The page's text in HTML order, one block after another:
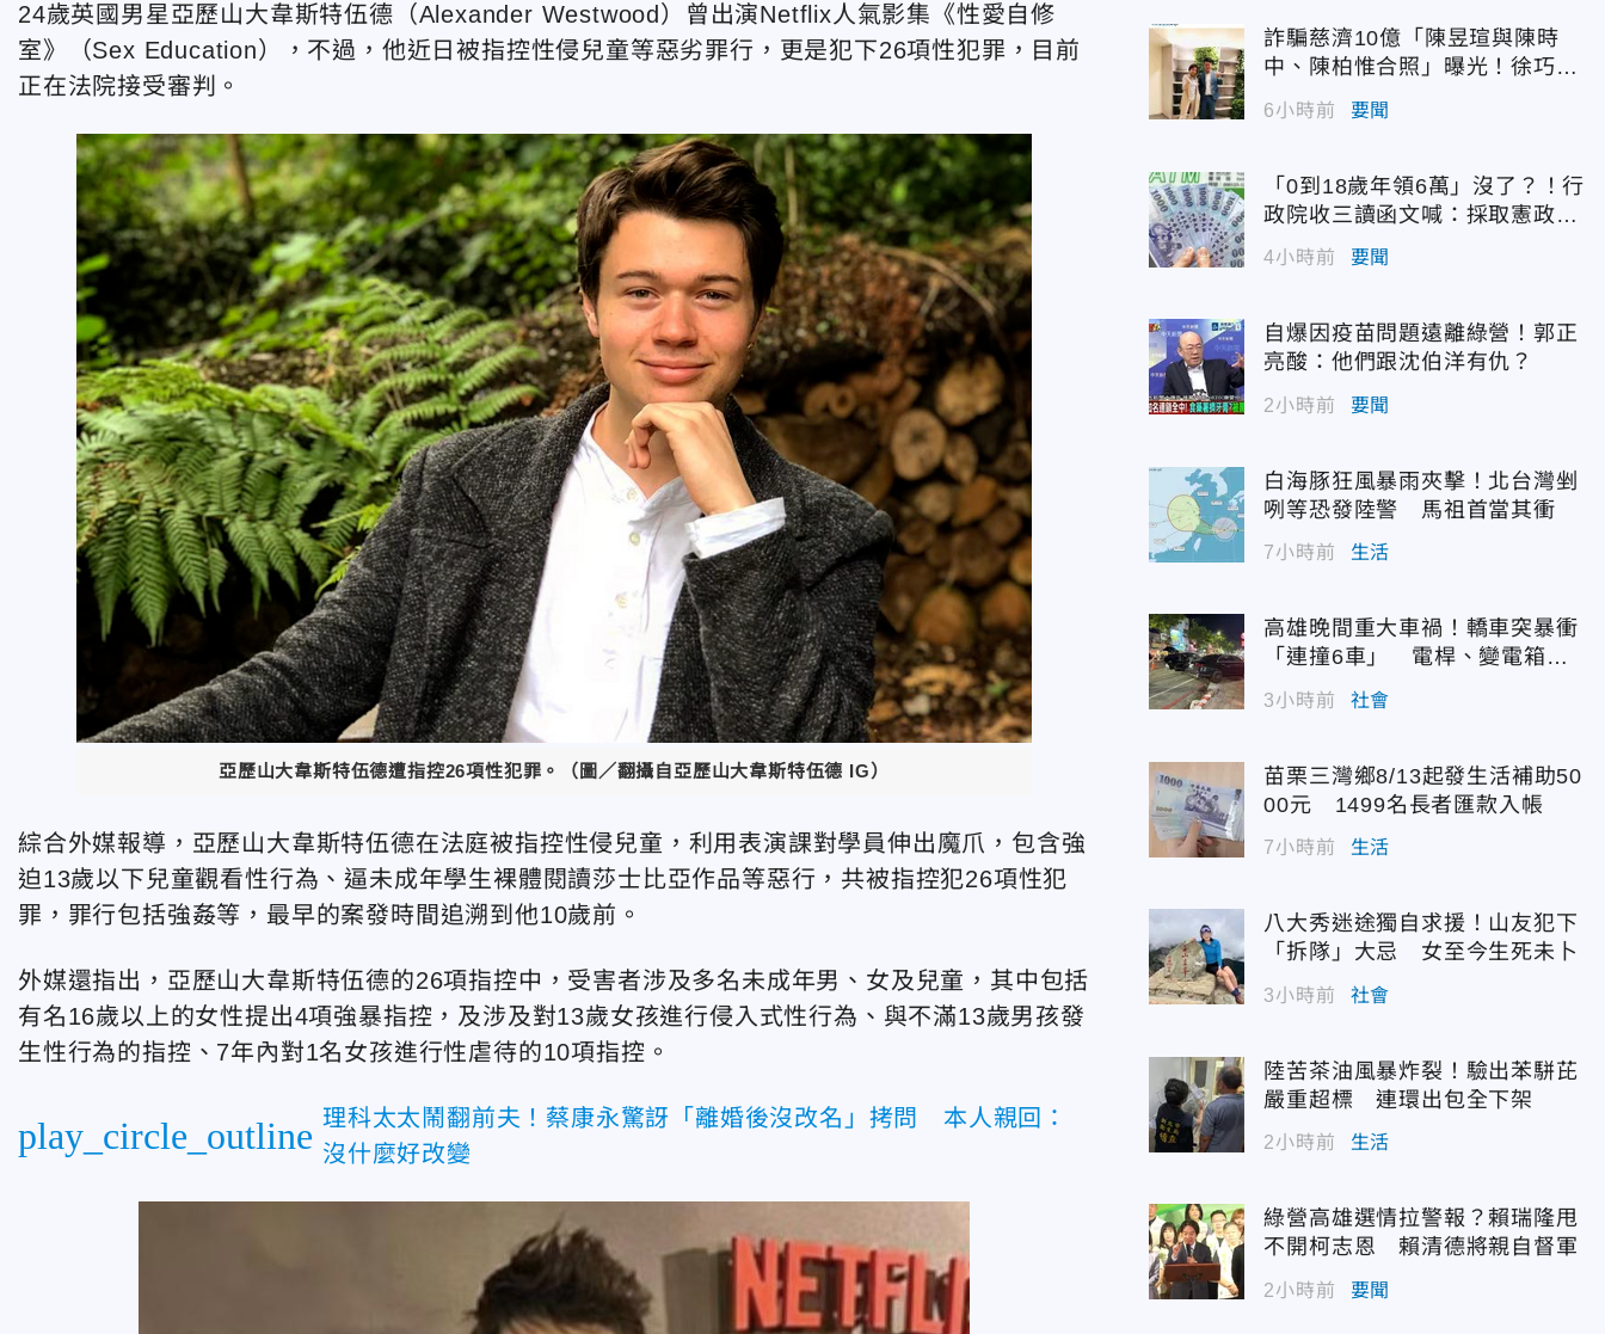
24歲英國男星亞歷山大韋斯特伍德（Alexander Westwood）曾出演Netflix人氣影集《性愛自修
室》（Sex Education），不過，他近日被指控性侵兒童等惡劣罪行，更是犯下26項性犯罪，目前
正在法院接受審判。
亞歷山大韋斯特伍德遭指控26項性犯罪。（圖／翻攝自亞歷山大韋斯特伍德 IG）
綜合外媒報導，亞歷山大韋斯特伍德在法庭被指控性侵兒童，利用表演課對學員伸出魔爪，包含強
迫13歲以下兒童觀看性行為、逼未成年學生裸體閱讀莎士比亞作品等惡行，共被指控犯26項性犯
罪，罪行包括強姦等，最早的案發時間追溯到他10歲前。
外媒還指出，亞歷山大韋斯特伍德的26項指控中，受害者涉及多名未成年男、女及兒童，其中包括
有名16歲以上的女性提出4項強暴指控，及涉及對13歲女孩進行侵入式性行為、與不滿13歲男孩發
生性行為的指控、7年內對1名女孩進行性虐待的10項指控。
play_circle_outline 理科太太鬧翻前夫！蔡康永驚訝「離婚後沒改名」拷問 本人親回：
沒什麼好改變
詐騙慈濟10億「陳昱瑄與陳時
中、陳柏惟合照」曝光！徐巧芯
震撼出手
6小時前 要聞
「0到18歲年領6萬」沒了？！行
政院收三讀函文喊：採取憲政作
為
4小時前 要聞
自爆因疫苗問題遠離綠營！郭正
亮酸：他們跟沈伯洋有仇？
2小時前 要聞
白海豚狂風暴雨夾擊！北台灣剉
咧等恐發陸警 馬祖首當其衝
7小時前 生活
高雄晚間重大車禍！轎車突暴衝
「連撞6車」 電桿、變電箱全
遭殃
3小時前 社會
苗栗三灣鄉8/13起發生活補助50
00元 1499名長者匯款入帳
7小時前 生活
八大秀迷途獨自求援！山友犯下
「拆隊」大忌 女至今生死未卜
3小時前 社會
陸苦茶油風暴炸裂！驗出苯駢芘
嚴重超標 連環出包全下架
2小時前 生活
綠營高雄選情拉警報？賴瑞隆甩
不開柯志恩 賴清德將親自督軍
2小時前 要聞